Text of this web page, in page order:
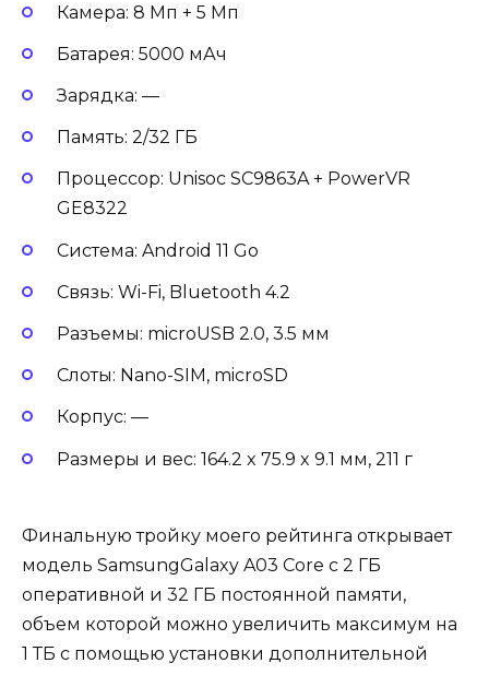
Камера: 8 Мп + 5 Мп
Батарея: 5000 мАч
Зарядка: —
Память: 2/32 ГБ
Процессор: Unisoc SC9863A + PowerVR
GE8322
Система: Android 11 Go
Связь: Wi-Fi, Bluetooth 4.2
Разъемы: microUSB 2.0, 3.5 мм
Слоты: Nano-SIM, microSD
Корпус: —
Размеры и вес: 164.2 x 75.9 x 9.1 мм, 211 г
Финальную тройку моего рейтинга открывает
модель SamsungGalaxy A03 Core с 2 ГБ
оперативной и 32 ГБ постоянной памяти,
объем которой можно увеличить максимум на
1 ТБ с помощью установки дополнительной